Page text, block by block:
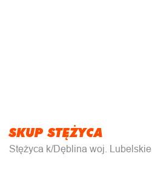
SKUP STĘŻYCA
Stężyca k/Dęblina woj. Lubelskie